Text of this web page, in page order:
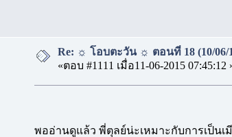
Re: ☼ โอบตะวัน ☼ ตอนที่ 18 (10/06/
«ตอบ #1111 เมื่อ11-06-2015 07:45:12
พออ่านดูแล้ว พี่ตุลย์น่ะเหมาะกับการเป็นเ